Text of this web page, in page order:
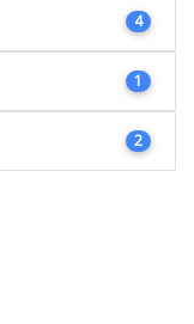
4
1
2